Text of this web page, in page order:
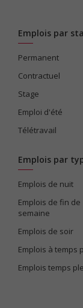
Emplois par
Permanent
Contractuel
Stage
Emploi d'été
Télétravail
Emplois par
Emplois de nuit
Emplois de fin de
semaine
Emplois de soir
Emplois à temps
Emplois temps